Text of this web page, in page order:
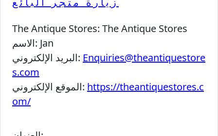
The Antique Stores: The Antique Stores
الاسم: Jan
البريد الإلكتروني: Enquiries@theantiquestore
s.com
الموقع الإلكتروني: https://theantiquestores.c
om/